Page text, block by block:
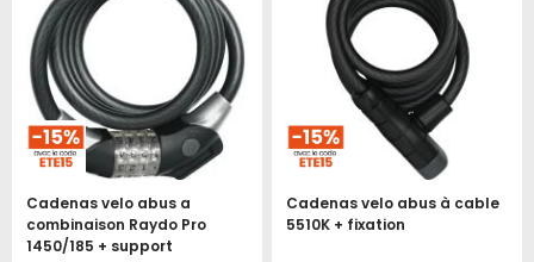
Cadenas velo abus a
combinaison Raydo Pro
1450/185 + support
Cadenas velo abus à cable
5510K + fixation